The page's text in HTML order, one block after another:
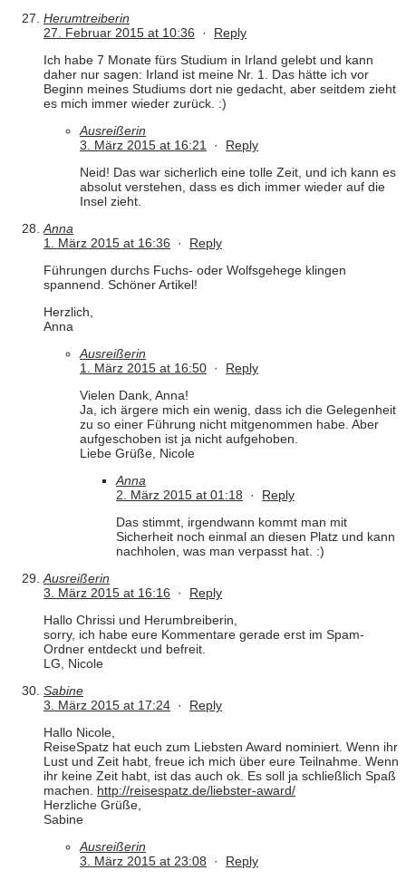
Herumtreiberin
27. Februar 2015 at 10:36 · Reply
Ich habe 7 Monate fürs Studium in Irland gelebt und kann
daher nur sagen: Irland ist meine Nr. 1. Das hätte ich vor
Beginn meines Studiums dort nie gedacht, aber seitdem zieht
es mich immer wieder zurück. :)
Ausreißerin
3. März 2015 at 16:21 · Reply
Neid! Das war sicherlich eine tolle Zeit, und ich kann es
absolut verstehen, dass es dich immer wieder auf die
Insel zieht.
Anna
1. März 2015 at 16:36 · Reply
Führungen durchs Fuchs- oder Wolfsgehege klingen
spannend. Schöner Artikel!
Herzlich,
Anna
Ausreißerin
1. März 2015 at 16:50 · Reply
Vielen Dank, Anna!
Ja, ich ärgere mich ein wenig, dass ich die Gelegenheit
zu so einer Führung nicht mitgenommen habe. Aber
aufgeschoben ist ja nicht aufgehoben.
Liebe Grüße, Nicole
Anna
2. März 2015 at 01:18 · Reply
Das stimmt, irgendwann kommt man mit
Sicherheit noch einmal an diesen Platz und kann
nachholen, was man verpasst hat. :)
Ausreißerin
3. März 2015 at 16:16 · Reply
Hallo Chrissi und Herumbreiberin,
sorry, ich habe eure Kommentare gerade erst im Spam-
Ordner entdeckt und befreit.
LG, Nicole
Sabine
3. März 2015 at 17:24 · Reply
Hallo Nicole,
ReiseSpatz hat euch zum Liebsten Award nominiert. Wenn ihr
Lust und Zeit habt, freue ich mich über eure Teilnahme. Wenn
ihr keine Zeit habt, ist das auch ok. Es soll ja schließlich Spaß
machen. http://reisespatz.de/liebster-award/
Herzliche Grüße,
Sabine
Ausreißerin
3. März 2015 at 23:08 · Reply